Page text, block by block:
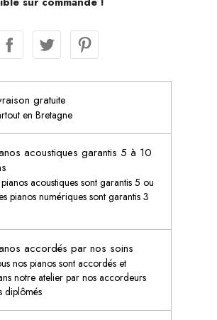
gratuite
en Bretagne
acoustiques garantis 5 à 10
acoustiques sont garantis 5 ou
pianos numériques sont garantis 3
accordés par nos soins
nos pianos sont accordés et
notre atelier par nos accordeurs
diplômés